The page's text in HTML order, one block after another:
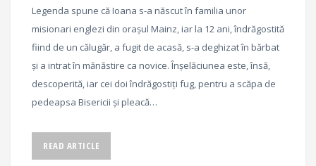
Legenda spune că Ioana s-a născut în familia unor
misionari englezi din oraşul Mainz, iar la 12 ani, îndrăgostită
fiind de un călugăr, a fugit de acasă, s-a deghizat în bărbat
și a intrat în mănăstire ca novice. Înșelăciunea este, însă,
descoperită, iar cei doi îndrăgostiți fug, pentru a scăpa de
pedeapsa Bisericii și pleacă…
READ ARTICLE